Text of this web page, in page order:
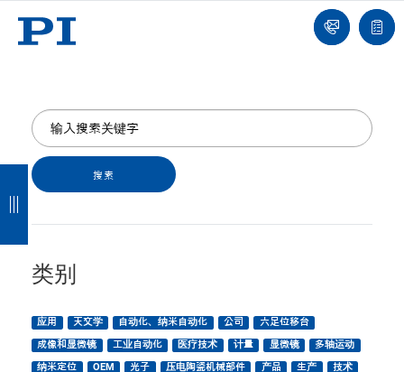
联
系
报
价
们
类别
应用 天文学 自动化、纳米自动化 公司
六足位移台
成像和显微镜
工业自动化 医疗技术 计量 显微镜
多轴运动
纳米定位
OEM 光子 压电陶瓷机械部件 产品 生产
技术